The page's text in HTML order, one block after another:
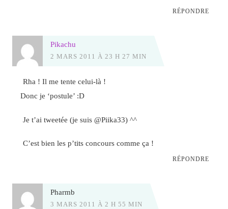
RÉPONDRE
Pikachu
2 MARS 2011 À 23 H 27 MIN
Rha ! Il me tente celui-là !
Donc je ‘postule’ :D
Je t’ai tweetée (je suis @Piika33) ^^
C’est bien les p’tits concours comme ça !
RÉPONDRE
Pharmb
3 MARS 2011 À 2 H 55 MIN